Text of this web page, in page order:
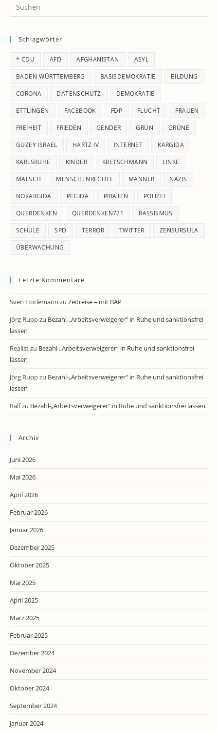
Schlagwörter
* CDU AFD AFGHANISTAN ASYL
BADEN-WÜRTTEMBERG BASISDEMOKRATIE BILDUNG
CORONA DATENSCHUTZ DEMOKRATIE
ETTLINGEN FACEBOOK FDP FLUCHT FRAUEN
FREIHEIT FRIEDEN GENDER GRÜN GRÜNE
GÜZEY ISRAEL HARTZ IV INTERNET KARGIDA
KARLSRUHE KINDER KRETSCHMANN LINKE
MALSCH MENSCHENRECHTE MÄNNER NAZIS
NOKARGIDA PEGIDA PIRATEN POLIZEI
QUERDENKEN QUERDENKEN721 RASSISMUS
SCHULE SPD TERROR TWITTER ZENSURSULA
ÜBERWACHUNG
Letzte Kommentare
Sven Horlemann zu Zeitreise – mit BAP
Jörg Ruppzu Bezahl-„Arbeitsverweigerer“ in Ruhe und sanktionsfrei
lassen
Realistzu Bezahl-„Arbeitsverweigerer“ in Ruhe und sanktionsfrei
lassen
Jörg Ruppzu Bezahl-„Arbeitsverweigerer“ in Ruhe und sanktionsfrei
lassen
Ralfzu Bezahl-„Arbeitsverweigerer“ in Ruhe und sanktionsfrei lassen
Archiv
Juni 2026
Mai 2026
April 2026
Februar 2026
Januar 2026
Dezember 2025
Oktober 2025
Mai 2025
April 2025
März 2025
Februar 2025
Dezember 2024
November 2024
Oktober 2024
September 2024
Januar 2024